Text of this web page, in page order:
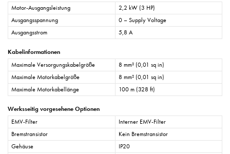
Motor-Ausgangsleistung
2,2 kW (3 HP)
Ausgangsspannung
0 – Supply Voltage
Ausgangsstrom
5,8 A
Kabelinformationen
Maximale Versorgungskabelgröße
8 mm² (0,01 sq in)
Maximale Motorkabelgröße
8 mm² (0,01 sq in)
Maximale Motorkabellänge
100 m (328 ft)
Werksseitig vorgesehene Optionen
EMV-Filter
Interner EMV-Filter
Bremstransistor
Kein Bremstransistor
Gehäuse
IP20